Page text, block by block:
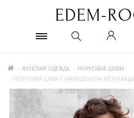
ЖЕНСКАЯ ОДЕЖДА
НОРКОВЫЕ ШУБЫ
НОРКОВАЯ ШУБА С КАПЮШОНОМ ИЗ КУНИЦЫ